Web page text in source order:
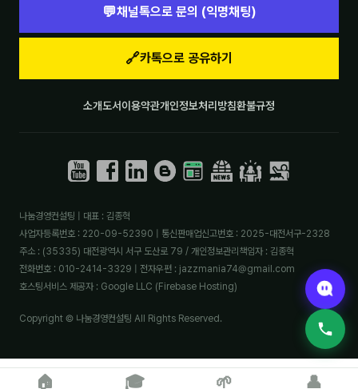
💬채널톡으로 문의 (익명채팅)
🔗카톡으로 공유하기
소개도서이용약관개인정보처리방침환불규정
나눔경영컨설팅 | 대표 : 김종혁
사업자등록번호 : 220-09-52390 | 통신판매업신고번호 : 2025-대전서구-2328
주소 : (35335) 대전광역시 서구 도산로 79 / 개인정보관리책임자 : 김종혁
전화번호 : 010-2414-3329 | 전자우편 : jazzmania74@gmail.com
호스팅서비스 제공자 : Google LLC (Firebase Hosting)
Copyright © 나눔경영컨설팅 All Rights Reserved.
🏠 🎓 🌱 👤